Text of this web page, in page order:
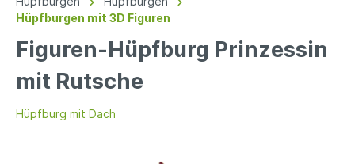
Hüpfburgen mit 3D Figuren
Figuren-Hüpfburg Prinzessin
mit Rutsche
Hüpfburg mit Dach